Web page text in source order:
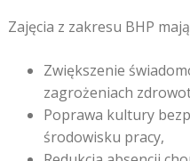
Zajęcia z zakresu BHP
Zwiększenie
zagrożeniach
Poprawa kultury
środowisku pracy,